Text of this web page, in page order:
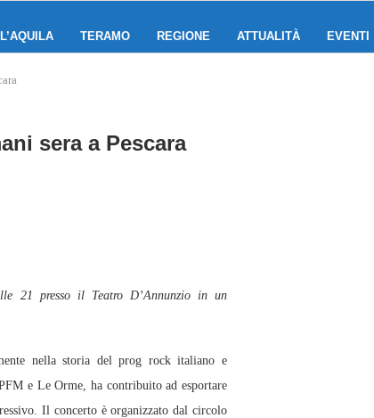
L’AQUILA TERAMO REGIONE ATTUALITÀ EVENTI
sera a Pescara
21 presso il Teatro D’Annunzio in un
nella storia del prog rock italiano e
e Le Orme, ha contribuito ad esportare
Il concerto è organizzato dal circolo